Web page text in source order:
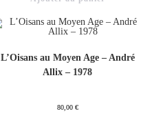
L’Oisans au Moyen Age – André
Allix – 1978
80,00 €